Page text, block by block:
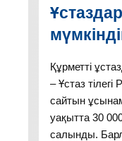
Құрметті
– Ұстаз
сайтын
уақытта 30
салынды.